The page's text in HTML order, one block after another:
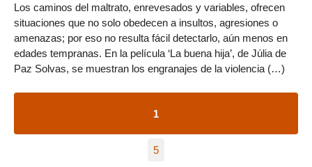
Los caminos del maltrato, enrevesados y variables, ofrecen
situaciones que no solo obedecen a insultos, agresiones o
amenazas; por eso no resulta fácil detectarlo, aún menos en
edades tempranas. En la película ‘La buena hija’, de Júlia de
Paz Solvas, se muestran los engranajes de la violencia (…)
1
5